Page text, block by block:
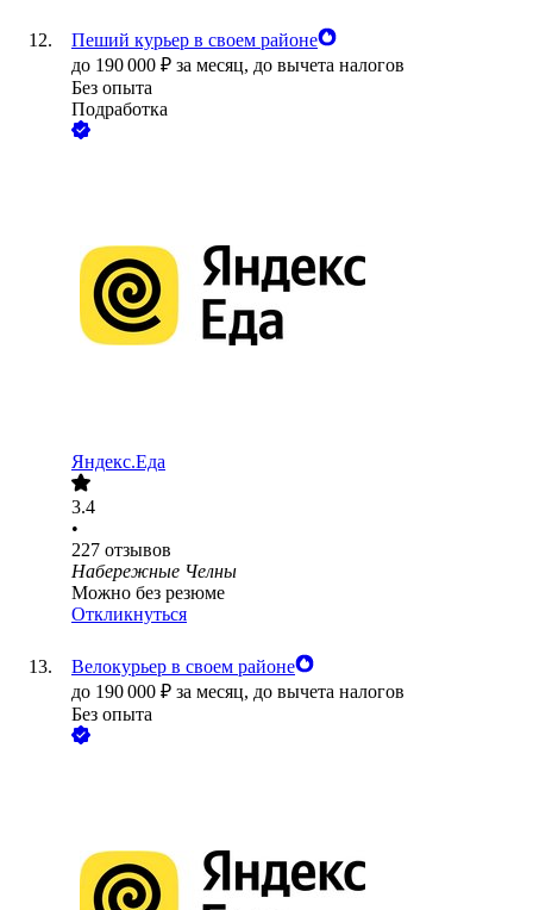
Пеший курьер в своем районе
до 190 000 ₽ за месяц, до вычета налогов
Без опыта
Подработка
Яндекс.Еда
3.4
•
227 отзывов
Набережные Челны
Можно без резюме
Откликнуться
Велокурьер в своем районе
до 190 000 ₽ за месяц, до вычета налогов
Без опыта